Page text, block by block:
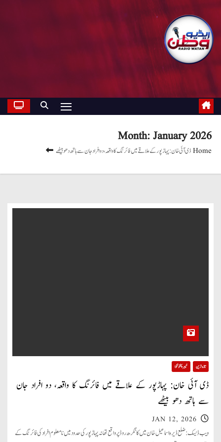
Month:January 2026
Homeڈی آئی خان: پہاڑپور کے علاقے میں فائرنگ کا واقعہ، دو افراد جان سے ہاتھ دھو بیٹھے
تازہ ترین خیبر پختونخوا
ڈی آئی خان: پہاڑپور کے علاقے میں فائرنگ کا واقعہ، دو افراد جان
سے ہاتھ دھو بیٹھے
JAN 12, 2026
ویب ڈیسک: ضلع ڈیرہ اسماعیل خان میں کاٹگرھ روڈ پر واقع تھانہ پہاڑپور کی حدود میں نامعلوم افراد کی فائرنگ کے